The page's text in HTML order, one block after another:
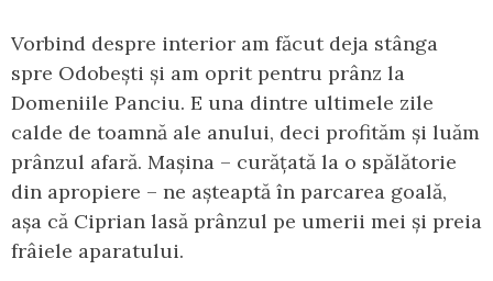
Vorbind despre interior am făcut deja stânga
spre Odobești și am oprit pentru prânz la
Domeniile Panciu. E una dintre ultimele zile
calde de toamnă ale anului, deci profităm și luăm
prânzul afară. Mașina – curățată la o spălătorie
din apropiere – ne așteaptă în parcarea goală,
așa că Ciprian lasă prânzul pe umerii mei și preia
frâiele aparatului.